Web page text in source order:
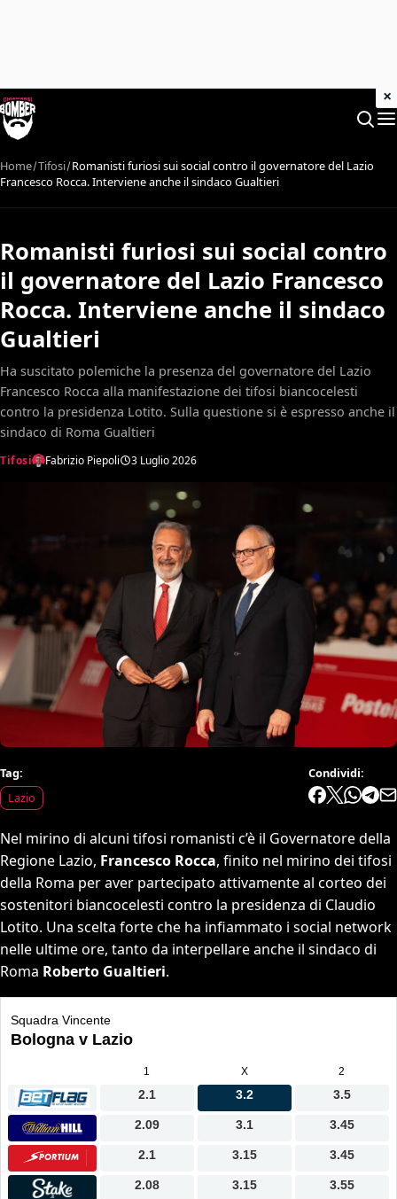
Home Tifosi Romanisti furiosi sui social contro il governatore del Lazio
Francesco Rocca. Interviene anche il sindaco Gualtieri
Romanisti furiosi sui social contro
il governatore del Lazio Francesco
Rocca. Interviene anche il sindaco
Gualtieri
Ha suscitato polemiche la presenza del governatore del Lazio
Francesco Rocca alla manifestazione dei tifosi biancocelesti
contro la presidenza Lotito. Sulla questione si è espresso anche il
sindaco di Roma Gualtieri
Tifosi Fabrizio Piepoli 3 Luglio 2026
Tag:
Lazio
Condividi:
Nel mirino di alcuni tifosi romanisti c’è il Governatore della
Regione Lazio, Francesco Rocca, finito nel mirino dei tifosi
della Roma per aver partecipato attivamente al corteo dei
sostenitori biancocelesti contro la presidenza di Claudio
Lotito. Una scelta forte che ha infiammato i social network
nelle ultime ore, tanto da interpellare anche il sindaco di
Roma Roberto Gualtieri.
×